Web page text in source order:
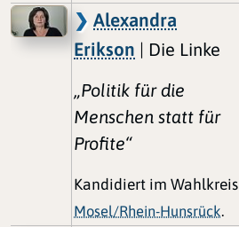
Alexandra
Erikson | Die Linke
„Politik für die
Menschen statt für
Profite“
Kandidiert im Wahlkreis
Mosel/Rhein-Hunsrück.